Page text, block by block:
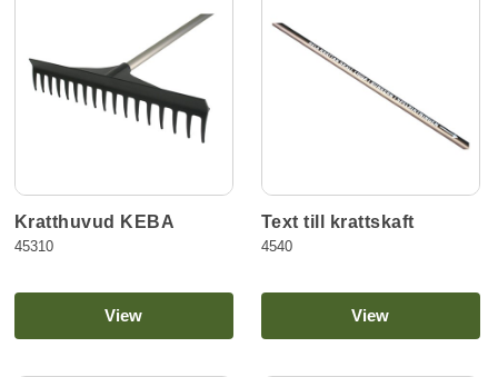
Kratthuvud KEBA
45310
View
Text till krattskaft
4540
View